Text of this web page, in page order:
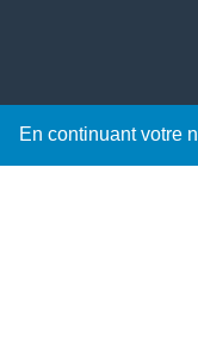
En continuant votre